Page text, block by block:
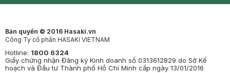
Bản quyền © 2016 Hasaki.vn
Công Ty cổ phần HASAKI VIETNAM
Hotline: 1800 6324
Giấy chứng nhận Đăng ký Kinh doanh số 0313612829 do Sở Kế
hoạch và Đầu tư Thành phố Hồ Chí Minh cấp ngày 13/01/2016